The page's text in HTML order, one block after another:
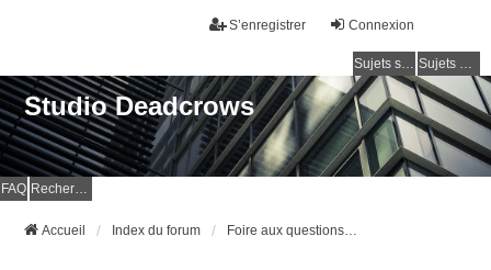
Connexion
S’enregistrer
Sujets sans réponse Sujets actifs
Studio Deadcrows
FAQ Rechercher
Accueil Index du forum Foire aux questions (Questions posées fréquemment)